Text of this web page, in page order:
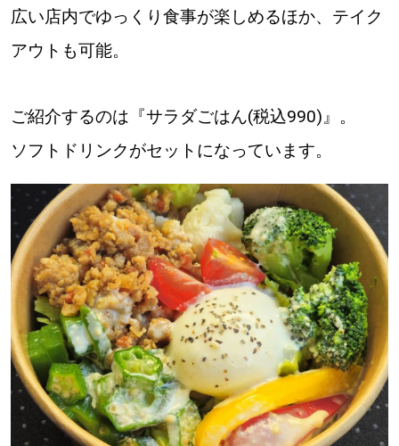
all
道北
道東
道央
KEYWORD キーワード
Sitakke編集部あい
【いろんな価値観や生き方に触れたい】
広い店内でゆっくり食事が楽しめるほか、テイク
アウトも可能。
ご紹介するのは『サラダごはん(税込990)』。
ソフトドリンクがセットになっています。